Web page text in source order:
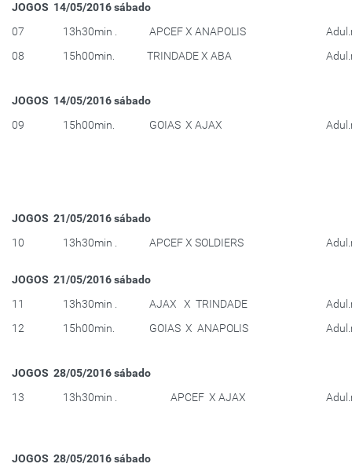
JOGOS 14/05/2016 sábado
07
13h30min . APCEF X ANAPOLIS
08
15h00min. TRINDADE X ABA
JOGOS 14/05/2016 sábado
09
15h00min. GOIAS X AJAX
JOGOS 21/05/2016 sábado
10
13h30min . APCEF X SOLDIERS
JOGOS 21/05/2016 sábado
11
13h30min . AJAX X TRINDADE
12
15h00min. GOIAS X ANAPOLIS
JOGOS 28/05/2016 sábado
13
13h30min . APCEF X AJAX
JOGOS 28/05/2016 sábado